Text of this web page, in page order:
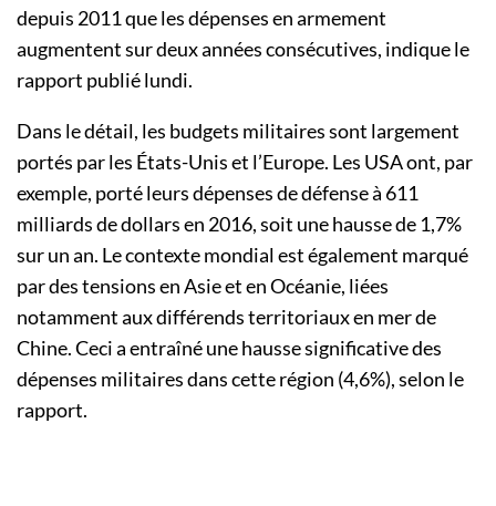
depuis 2011 que les dépenses en armement
augmentent sur deux années consécutives, indique le
rapport publié lundi.
Dans le détail, les budgets militaires sont largement
portés par les États-Unis et l’Europe. Les USA ont, par
exemple, porté leurs dépenses de défense à 611
milliards de dollars en 2016, soit une hausse de 1,7%
sur un an. Le contexte mondial est également marqué
par des tensions en Asie et en Océanie, liées
notamment aux différends territoriaux en mer de
Chine. Ceci a entraîné une hausse significative des
dépenses militaires dans cette région (4,6%), selon le
rapport.